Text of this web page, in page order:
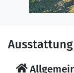
Ausstattung